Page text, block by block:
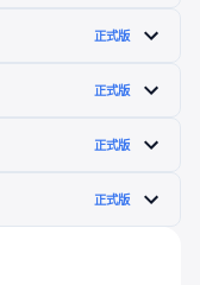
正式版
正式版
正式版
正式版